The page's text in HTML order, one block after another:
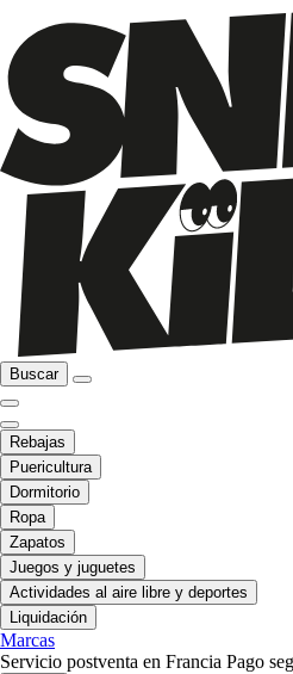
Buscar
Rebajas
Puericultura
Dormitorio
Ropa
Zapatos
Juegos y juguetes
Actividades al aire libre y deportes
Liquidación
Marcas
Servicio postventa en Francia Pago